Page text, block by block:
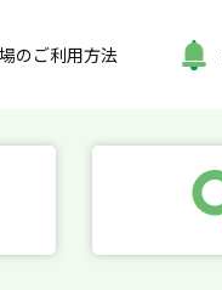
のご利用方法